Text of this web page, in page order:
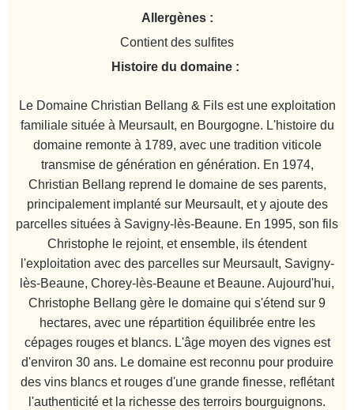
Allergènes :
Contient des sulfites
Histoire du domaine :
Le Domaine Christian Bellang & Fils est une exploitation
familiale située à Meursault, en Bourgogne. L'histoire du
domaine remonte à 1789, avec une tradition viticole
transmise de génération en génération. En 1974,
Christian Bellang reprend le domaine de ses parents,
principalement implanté sur Meursault, et y ajoute des
parcelles situées à Savigny-lès-Beaune. En 1995, son fils
Christophe le rejoint, et ensemble, ils étendent
l'exploitation avec des parcelles sur Meursault, Savigny-
lès-Beaune, Chorey-lès-Beaune et Beaune. Aujourd'hui,
Christophe Bellang gère le domaine qui s'étend sur 9
hectares, avec une répartition équilibrée entre les
cépages rouges et blancs. L'âge moyen des vignes est
d'environ 30 ans. Le domaine est reconnu pour produire
des vins blancs et rouges d'une grande finesse, reflétant
l'authenticité et la richesse des terroirs bourguignons.